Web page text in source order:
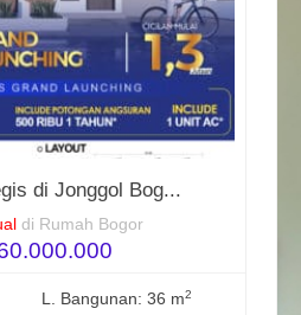
di Jonggol Bog...
di Rumah Bogor
L. Bangunan: 36 m2